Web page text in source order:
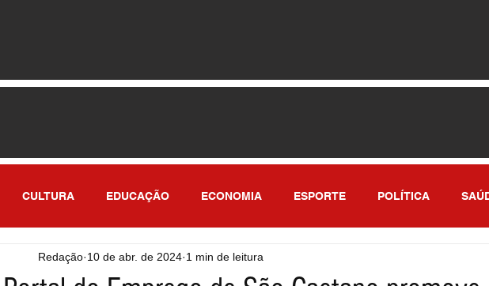
CULTURA EDUCAÇÃO ECONOMIA ESPORTE POLÍTICA
SÃO PAULO
Redação 10 de abr. de 2024 1 min de leitura